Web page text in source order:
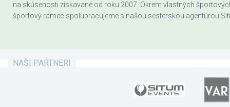
na skúsenosti získavané od roku 2007. Okrem vlastných
športový rámec spolupracujeme s našou sesterskou agentúrou
NAŠI PARTNERI